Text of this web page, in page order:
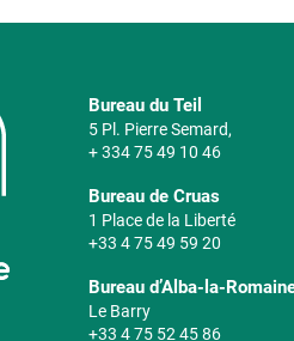
Bureau du Teil
5 Pl. Pierre Semard,
+ 334 75 49 10 46
Bureau de Cruas
1 Place de la Liberté
+33 4 75 49 59 20
Bureau d’Alba-la-
Le Barry
+33 4 75 52 45 86